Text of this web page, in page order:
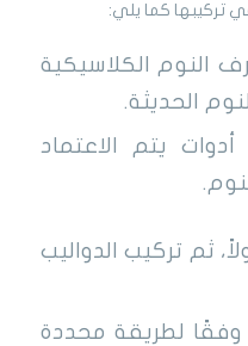
تركيبها كما يلي:
النوم الكلاسيكية
الحديثة.
يتم الاعتماد
ثم تركيب الدواليب
وفقًا لطريقة محددة